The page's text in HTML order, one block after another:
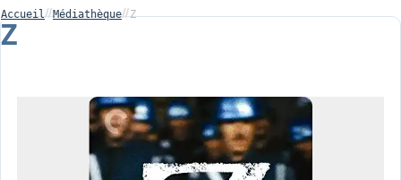
Centre de Soin
Interprétariat
Accueil Médiathèque Z
Z